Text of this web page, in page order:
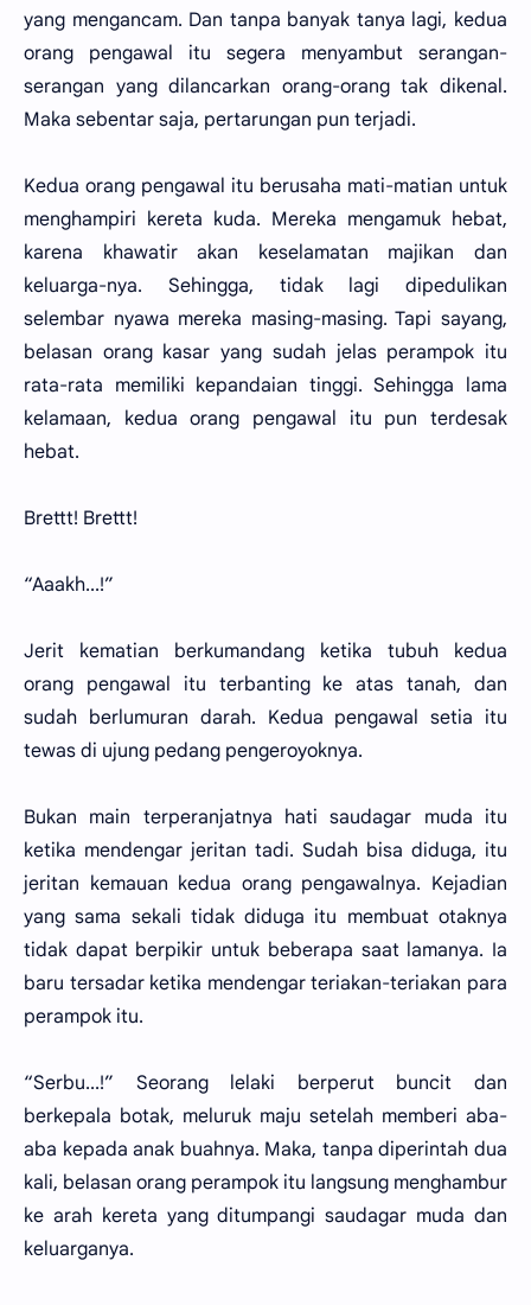
yang mengancam. Dan tanpa banyak tanya lagi, kedua
orang pengawal itu segera menyambut serangan-
serangan yang dilancarkan orang-orang tak dikenal.
Maka sebentar saja, pertarungan pun terjadi.
Kedua orang pengawal itu berusaha mati-matian untuk
menghampiri kereta kuda. Mereka mengamuk hebat,
karena khawatir akan keselamatan majikan dan
keluarga-nya. Sehingga, tidak lagi dipedulikan
selembar nyawa mereka masing-masing. Tapi sayang,
belasan orang kasar yang sudah jelas perampok itu
rata-rata memiliki kepandaian tinggi. Sehingga lama
kelamaan, kedua orang pengawal itu pun terdesak
hebat.
Brettt! Brettt!
“Aaakh...!”
Jerit kematian berkumandang ketika tubuh kedua
orang pengawal itu terbanting ke atas tanah, dan
sudah berlumuran darah. Kedua pengawal setia itu
tewas di ujung pedang pengeroyoknya.
Bukan main terperanjatnya hati saudagar muda itu
ketika mendengar jeritan tadi. Sudah bisa diduga, itu
jeritan kemauan kedua orang pengawalnya. Kejadian
yang sama sekali tidak diduga itu membuat otaknya
tidak dapat berpikir untuk beberapa saat lamanya. Ia
baru tersadar ketika mendengar teriakan-teriakan para
perampok itu.
“Serbu...!” Seorang lelaki berperut buncit dan
berkepala botak, meluruk maju setelah memberi aba-
aba kepada anak buahnya. Maka, tanpa diperintah dua
kali, belasan orang perampok itu langsung menghambur
ke arah kereta yang ditumpangi saudagar muda dan
keluarganya.